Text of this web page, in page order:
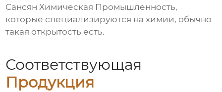
Сансян Химическая Промышленность,
которые специализируются на химии, обычно
такая открытость есть.
Соответствующая
Продукция